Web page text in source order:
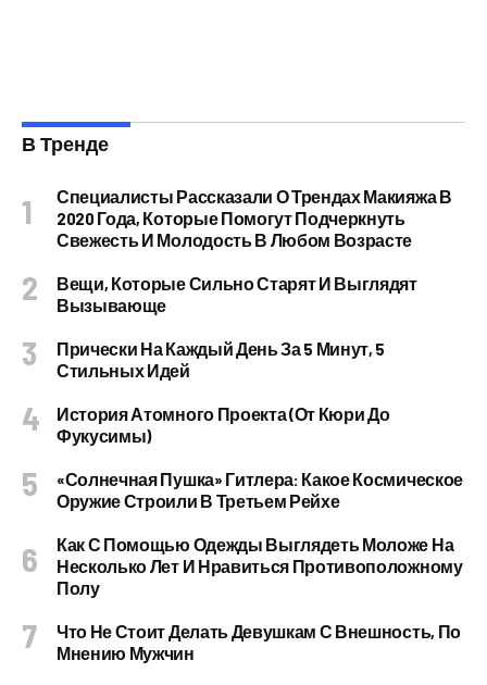
В Тренде
Специалисты Рассказали О Трендах Макияжа В
2020 Года, Которые Помогут Подчеркнуть
Свежесть И Молодость В Любом Возрасте
Вещи, Которые Сильно Старят И Выглядят
Вызывающе
Прически На Каждый День За 5 Минут, 5
Стильных Идей
История Атомного Проекта (от Кюри До
Фукусимы)
«Солнечная Пушка» Гитлера: Какое Космическое
Оружие Строили В Третьем Рейхе
Как С Помощью Одежды Выглядеть Моложе На
Несколько Лет И Нравиться Противоположному
Полу
Что Не Стоит Делать Девушкам С Внешность, По
Мнению Мужчин